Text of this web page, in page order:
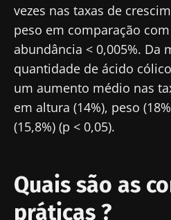
vezes nas taxas de
peso em comparação
abundância < 0,005%. Da
quantidade de ácido
um aumento médio nas
em altura (14%), peso
(15,8%) (p < 0,05).
Quais são as
práticas ?